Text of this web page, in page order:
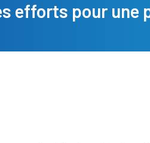
efforts pour une